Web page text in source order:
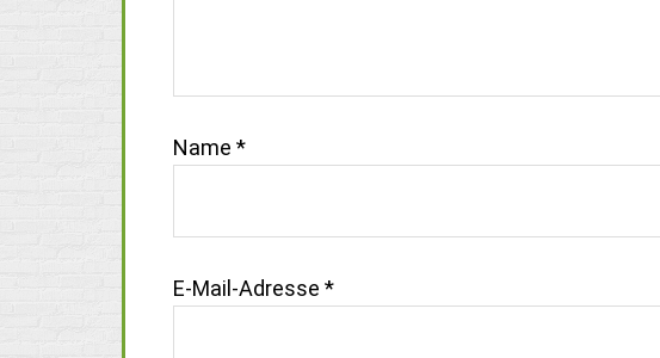
Name *
E-Mail-Adresse *